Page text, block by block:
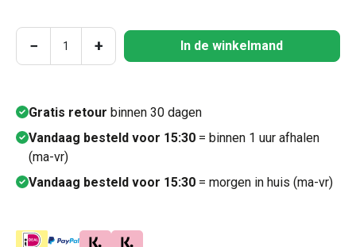
Producthoeveelheid: Voer de gewenste
− + In de winkelmand
Gratis retour binnen 30 dagen
Vandaag besteld voor 15:30 = binnen 1 uur afhalen
(ma-vr)
Vandaag besteld voor 15:30 = morgen in huis (ma-vr)